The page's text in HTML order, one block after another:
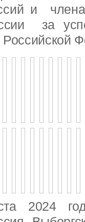
и
за
2024